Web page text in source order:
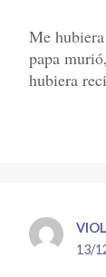
Me
papa murió,
hubiera
13/